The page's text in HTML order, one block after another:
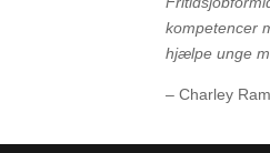
kompetencer
hjælpe unge
–Charley